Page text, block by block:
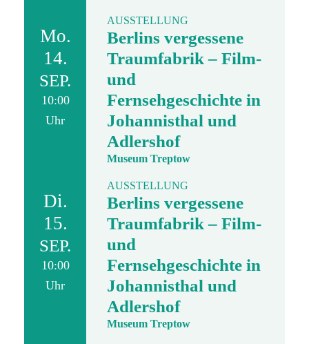
Mo.
14.
SEP.
10:00
Uhr
AUSSTELLUNG
Berlins vergessene
Traumfabrik – Film-
und
Fernsehgeschichte in
Johannisthal und
Adlershof
Museum Treptow
Di.
15.
SEP.
10:00
Uhr
AUSSTELLUNG
Berlins vergessene
Traumfabrik – Film-
und
Fernsehgeschichte in
Johannisthal und
Adlershof
Museum Treptow